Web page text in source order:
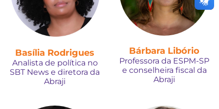
Basília Rodrigues
Analista de política no
SBT News e diretora da
Abraji
Bárbara Libório
Professora da ESPM-SP
e conselheira fiscal da
Abraji